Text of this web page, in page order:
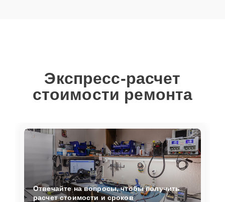
Экспресс-расчет
стоимости ремонта
Отвечайте на вопросы, чтобы получить
расчет стоимости и сроков